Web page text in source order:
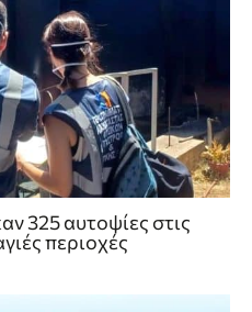
325 αυτοψίες στις
περιοχές